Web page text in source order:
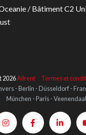
/ Bâtiment C2
2026Allrent Termes et
- Berlin - Düsseldorf -
München - Paris - Veenendaal